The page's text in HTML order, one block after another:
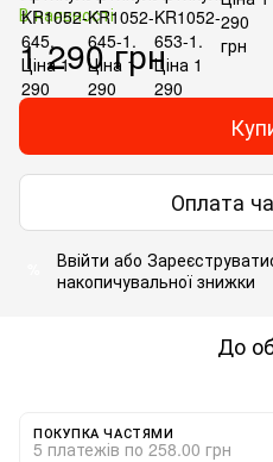
В наявності
1 290 грн
Оплата
Ввійти або
накопичувальної знижки
До
ПОКУПКА ЧАСТЯМИ
5 платежів по 258.00 грн